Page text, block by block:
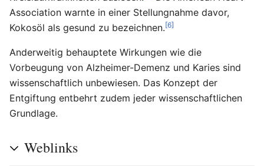
Association warnte in einer Stellungnahme davor,
Kokosöl als gesund zu bezeichnen.[6]
Anderweitig behauptete Wirkungen wie die
Vorbeugung von Alzheimer-Demenz und Karies sind
wissenschaftlich unbewiesen. Das Konzept der
Entgiftung entbehrt zudem jeder wissenschaftlichen
Grundlage.
Weblinks